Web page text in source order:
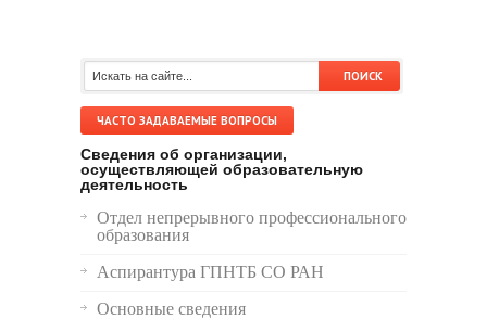
ЧАСТО ЗАДАВАЕМЫЕ ВОПРОСЫ
Сведения об организации,
осуществляющей образовательную
деятельность
Отдел непрерывного профессионального
образования
Аспирантура ГПНТБ СО РАН
Основные сведения